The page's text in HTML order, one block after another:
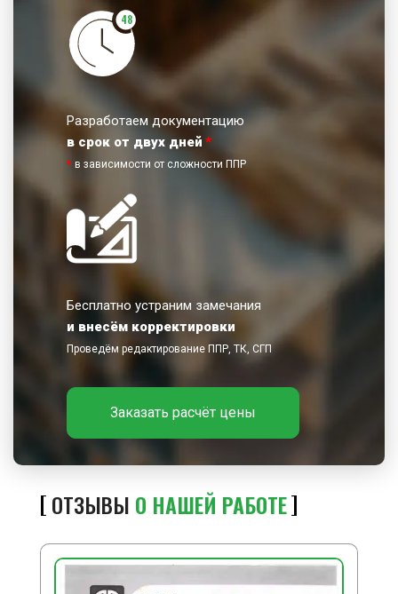
48
Разработаем документацию
в срок от двух дней *
* в зависимости от сложности ППР
Бесплатно устраним замечания
и внесём корректировки
Проведём редактирование ППР, ТК, СГП
Заказать расчёт цены
ОТЗЫВЫ О НАШЕЙ РАБОТЕ